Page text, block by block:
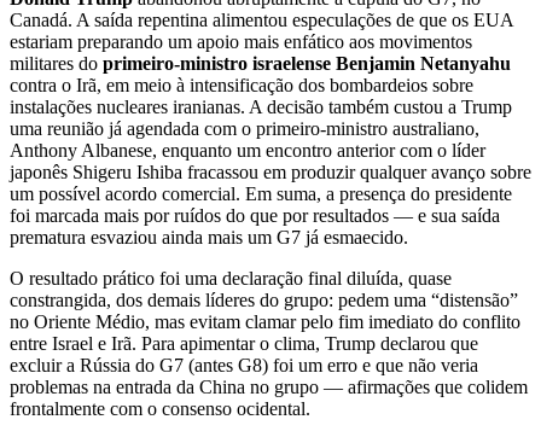
Canadá. A saída repentina alimentou especulações de que os EUA
estariam preparando um apoio mais enfático aos movimentos
militares do primeiro-ministro israelense Benjamin Netanyahu
contra o Irã, em meio à intensificação dos bombardeios sobre
instalações nucleares iranianas. A decisão também custou a Trump
uma reunião já agendada com o primeiro-ministro australiano,
Anthony Albanese, enquanto um encontro anterior com o líder
japonês Shigeru Ishiba fracassou em produzir qualquer avanço sobre
um possível acordo comercial. Em suma, a presença do presidente
foi marcada mais por ruídos do que por resultados — e sua saída
prematura esvaziou ainda mais um G7 já esmaecido.
O resultado prático foi uma declaração final diluída, quase
constrangida, dos demais líderes do grupo: pedem uma “distensão”
no Oriente Médio, mas evitam clamar pelo fim imediato do conflito
entre Israel e Irã. Para apimentar o clima, Trump declarou que
excluir a Rússia do G7 (antes G8) foi um erro e que não veria
problemas na entrada da China no grupo — afirmações que colidem
frontalmente com o consenso ocidental.